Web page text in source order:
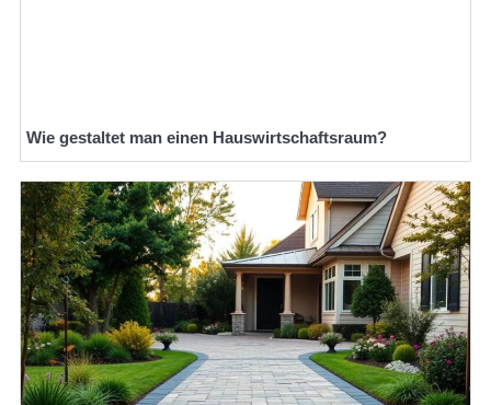
Wie gestaltet man einen Hauswirtschaftsraum?